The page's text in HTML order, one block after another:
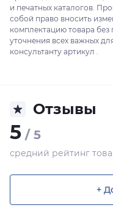
и печатных каталогов.
собой право вносить
комплектацию товара
уточнения всех важных
консультанту артикул .
Отзывы
5 / 5
средний рейтинг
+